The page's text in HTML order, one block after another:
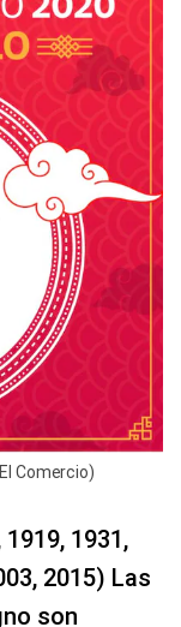
Comercio)
1919, 1931,
2015) Las
son